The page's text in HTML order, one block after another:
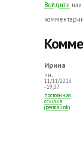
Войдите или
комментарии
Ирина
пн,
11/11/2013
- 19:07
постоянная
ссылка
(permalink)